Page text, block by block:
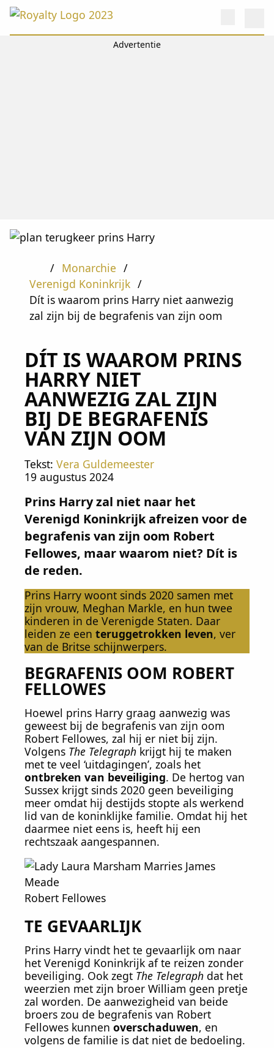
Monarchie
Verenigd Koninkrijk
Dít is waarom prins Harry niet aanwezig
zal zijn bij de begrafenis van zijn oom
DÍT IS WAAROM PRINS
HARRY NIET
AANWEZIG ZAL ZIJN
BIJ DE BEGRAFENIS
VAN ZIJN OOM
Tekst: Vera Guldemeester
19 augustus 2024
Prins Harry zal niet naar het
Verenigd Koninkrijk afreizen voor de
begrafenis van zijn oom Robert
Fellowes, maar waarom niet? Dít is
de reden.
Prins Harry woont sinds 2020 samen met
zijn vrouw, Meghan Markle, en hun twee
kinderen in de Verenigde Staten. Daar
leiden ze een teruggetrokken leven, ver
van de Britse schijnwerpers.
BEGRAFENIS OOM ROBERT
FELLOWES
Hoewel prins Harry graag aanwezig was
geweest bij de begrafenis van zijn oom
Robert Fellowes, zal hij er niet bij zijn.
Volgens The Telegraph krijgt hij te maken
met te veel ‘uitdagingen’, zoals het
ontbreken van beveiliging. De hertog van
Sussex krijgt sinds 2020 geen beveiliging
meer omdat hij destijds stopte als werkend
lid van de koninklijke familie. Omdat hij het
daarmee niet eens is, heeft hij een
rechtszaak aangespannen.
Robert Fellowes
TE GEVAARLIJK
Prins Harry vindt het te gevaarlijk om naar
het Verenigd Koninkrijk af te reizen zonder
beveiliging. Ook zegt The Telegraph dat het
weerzien met zijn broer William geen pretje
zal worden. De aanwezigheid van beide
broers zou de begrafenis van Robert
Fellowes kunnen overschaduwen, en
volgens de familie is dat niet de bedoeling.